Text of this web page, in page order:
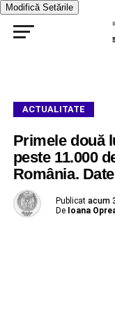
Modifică Setările
ACTUALITATE
Primele două
peste 11.000
România.
Publicat acum
De Ioana